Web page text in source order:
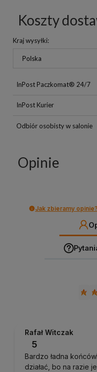
Koszty
Kraj wysyłki:
InPost Paczkomat® 24/7
InPost Kurier
Odbiór osobisty w salonie
Opinie
Jak zbieramy opinie?
Rafał Witczak
5
Bardzo ładna
działać, bo na razie